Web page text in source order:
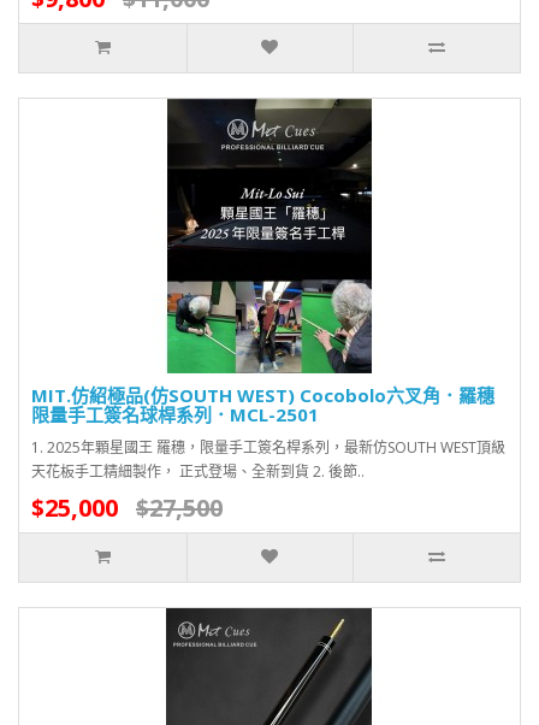
MIT.仿紹極品(仿SOUTH WEST) Cocobolo六叉角．羅穗
限量手工簽名球桿系列．MCL-2501
1. 2025年顆星國王 羅穗，限量手工簽名桿系列，最新仿SOUTH WEST頂級
天花板手工精細製作， 正式登場、全新到貨 2. 後節..
$25,000 $27,500